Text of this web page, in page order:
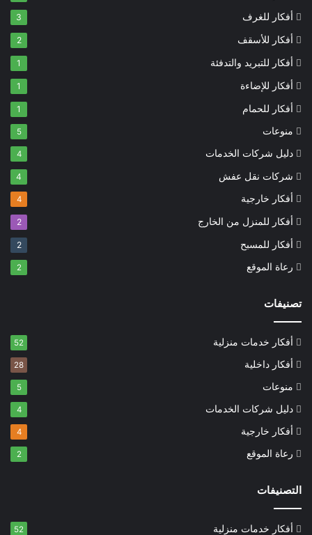
أفكار للغرف 3
أفكار للأسقف 2
أفكار للتبريد والتدفئة 1
أفكار للإضاءة 1
أفكار للحمام 1
منوعات 5
دليل شركات الخدمات 4
شركات نقل عفش 4
أفكار خارجية 4
أفكار للمنزل من الخارج 2
أفكار للمسبح 2
رعاة الموقع 2
تصنيفات
أفكار خدمات منزلية 52
أفكار داخلية 28
منوعات 5
دليل شركات الخدمات 4
أفكار خارجية 4
رعاة الموقع 2
التصنيفات
أفكار خدمات منزلية 52